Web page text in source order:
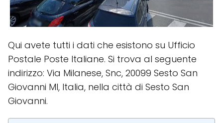
Qui avete tutti i dati che esistono su Ufficio
Postale Poste Italiane. Si trova al seguente
indirizzo: Via Milanese, Snc, 20099 Sesto San
Giovanni MI, Italia, nella città di Sesto San
Giovanni.